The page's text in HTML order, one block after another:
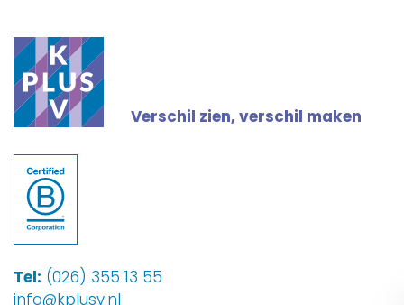
Verschil zien, verschil maken
Tel: (026) 355 13 55
info@kplusv.nl